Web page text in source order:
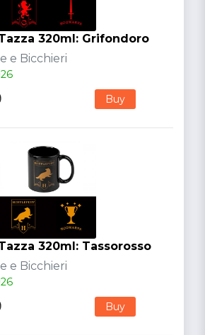
320ml: Grifondoro
e Bicchieri
Buy
320ml: Tassorosso
e Bicchieri
Buy